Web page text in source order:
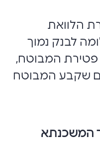
הלוואת
לבנק נמוך
פטירת המבוטח,
שקבע המבוטח
המשכנתא